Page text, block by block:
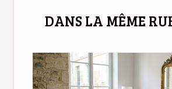
DANS LA MÊME